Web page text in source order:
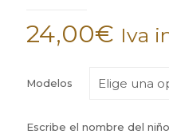
24,00€ Iva
Modelos
Escribe el nombre del